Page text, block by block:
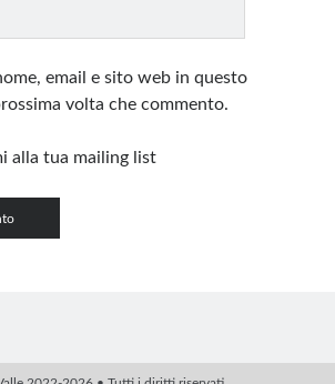
email e sito web in questo
volta che commento.
alla tua mailing list